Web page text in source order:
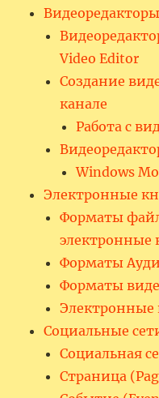
Видеоредакторы
Video Editor
Создание
канале
Работа с
Windows
Электронные
Форматы
электронные
Форматы
Форматы
Электронные
Социальные
Социальная
Страница